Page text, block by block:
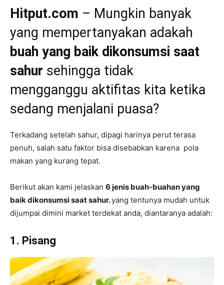
Hitput.com – Mungkin banyak
yang mempertanyakan adakah
buah yang baik dikonsumsi saat
sahur sehingga tidak
mengganggu aktifitas kita ketika
sedang menjalani puasa?
Terkadang setelah sahur, dipagi harinya perut terasa
penuh, salah satu faktor bisa disebabkan karena pola
makan yang kurang tepat.
Berikut akan kami jelaskan 6 jenis buah-buahan yang
baik dikonsumsi saat sahur.yang tentunya mudah untuk
dijumpai dimini market terdekat anda, diantaranya adalah:
1. Pisang